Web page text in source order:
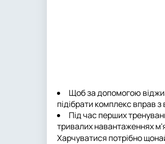
Щоб за допомогою
підібрати комплекс вправ
Під час перших
тривалих навантаженнях
Харчуватися потрібно